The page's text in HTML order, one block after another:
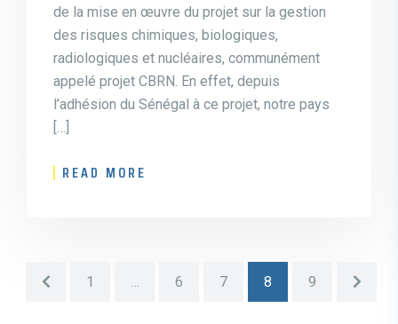
de la mise en œuvre du projet sur la gestion
des risques chimiques, biologiques,
radiologiques et nucléaires, communément
appelé projet CBRN. En effet, depuis
l’adhésion du Sénégal à ce projet, notre pays
[…]
READ MORE
1 … 6 7 8 9